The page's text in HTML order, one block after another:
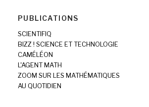
PUBLICATIONS
SCIENTIFIQ
BIZZ ! SCIENCE ET TECHNOLOGIE
CAMÉLÉON
L'AGENT MATH
ZOOM SUR LES MATHÉMATIQUES
AU QUOTIDIEN